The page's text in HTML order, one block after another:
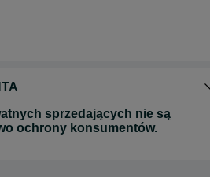
sprzedających nie są
ochrony konsumentów.